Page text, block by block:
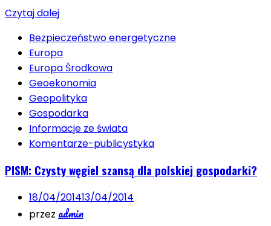
Czytaj dalej
Bezpieczeństwo energetyczne
Europa
Europa Środkowa
Geoekonomia
Geopolityka
Gospodarka
Informacje ze świata
Komentarze-publicystyka
PISM: Czysty węgiel szansą dla polskiej gospodarki?
18/04/201413/04/2014
przez admin